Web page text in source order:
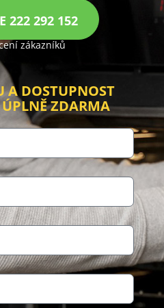
222 292 152
zákazníků
A DOSTUPNOST
ZDARMA